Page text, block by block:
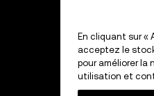
En cliquant sur «
acceptez le
pour améliorer la
utilisation et